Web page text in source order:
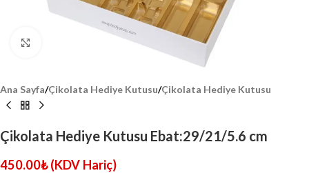
Ana Sayfa/Çikolata Hediye Kutusu/Çikolata Hediye Kutusu
Çikolata Hediye Kutusu Ebat:29/21/5.6 cm
450.00₺ (KDV Hariç)